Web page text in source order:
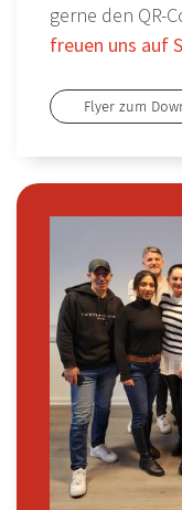
gerne den QR-
freuen uns auf
Flyer zum